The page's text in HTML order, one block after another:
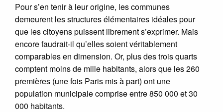
Pour s’en tenir à leur origine, les communes
demeurent les structures élémentaires idéales pour
que les citoyens puissent librement s’exprimer. Mais
encore faudrait-il qu’elles soient véritablement
comparables en dimension. Or, plus des trois quarts
comptent moins de mille habitants, alors que les 260
premières (une fois Paris mis à part) ont une
population municipale comprise entre 850 000 et 30
000 habitants.